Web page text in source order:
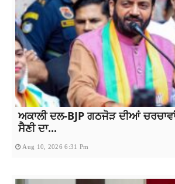
ਅਕਾਲੀ ਦਲ-BJP ਗਠਜੋੜ ਦੀਆਂ
ਸੈਣੀ ਦਾ...
Aug 10, 2026 6:31 Pm